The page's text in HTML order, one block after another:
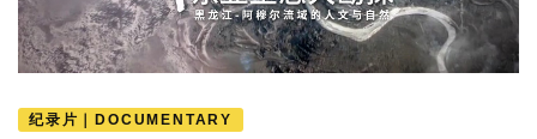
纪录片｜DOCUMENTARY